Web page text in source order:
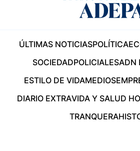
ÚLTIMAS NOTICIASPOLÍTICA
SOCIEDADPOLICIALESADN
ESTILO DE VIDAMEDIOS
DIARIO EXTRAVIDA Y SALUD
TRANQUERA